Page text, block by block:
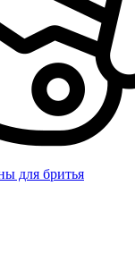
для бритья